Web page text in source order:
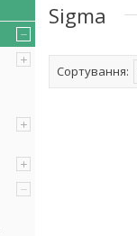
Sigma